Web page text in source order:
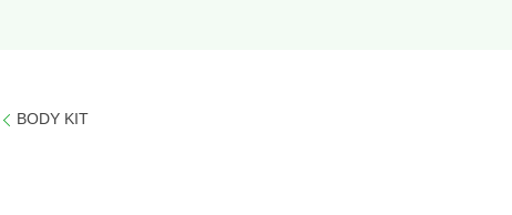
BODY KIT